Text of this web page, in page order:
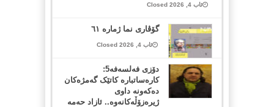
ئاب 4, 2026 Closed
گۆڤاری نما ژمارە ٦١
ئاب 4, 2026 Closed
دۆزی فەلسەفە5:
کارەساتبارە کاتێک گەمژەکان
دەکەونە داوی
ژیرەزۆڵەکانەوە.. ئازاد حەمە